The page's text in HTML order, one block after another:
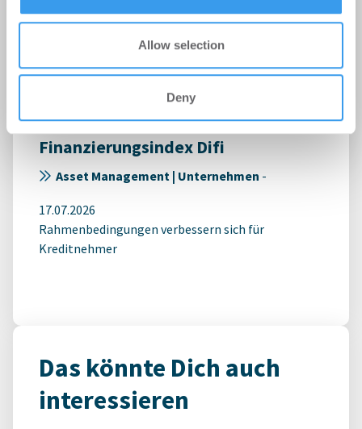
Allow selection
Deny
Positive Aussichten stabilisieren
Finanzierungsindex Difi
Asset Management | Unternehmen -
17.07.2026
Rahmenbedingungen verbessern sich für
Kreditnehmer
Das könnte Dich auch
interessieren